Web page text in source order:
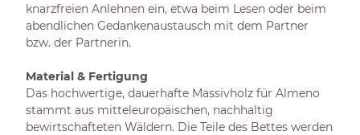
knarzfreien Anlehnen ein, etwa beim Lesen oder beim
abendlichen Gedankenaustausch mit dem Partner
bzw. der Partnerin.
Material & Fertigung
Das hochwertige, dauerhafte Massivholz für Almeno
stammt aus mitteleuropäischen, nachhaltig
bewirtschafteten Wäldern. Die Teile des Bettes werden